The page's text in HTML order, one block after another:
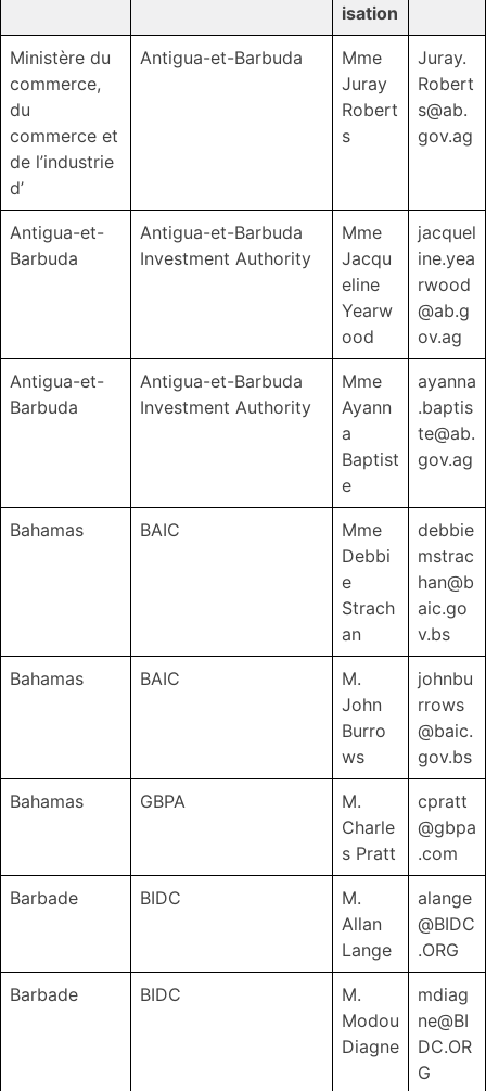
isation
Ministère du
commerce,
du
commerce et
de l’industrie
d’
Antigua-et-Barbuda
Mme
Juray
Robert
s
Juray.
Robert
s@ab.
gov.ag
Antigua-et-
Barbuda
Antigua-et-Barbuda
Investment Authority
Mme
Jacqu
eline
Yearw
ood
jacquel
ine.yea
rwood
@ab.g
ov.ag
Antigua-et-
Barbuda
Antigua-et-Barbuda
Investment Authority
Mme
Ayann
a
Baptist
e
ayanna
.baptis
te@ab.
gov.ag
Bahamas BAIC
Mme
Debbi
e
Strach
an
debbie
mstrac
han@b
aic.go
v.bs
Bahamas BAIC
M.
John
Burro
ws
johnbu
rrows
@baic.
gov.bs
Bahamas GBPA
M.
Charle
s Pratt
cpratt
@gbpa
.com
Barbade BIDC
M.
Allan
Lange
alange
@BIDC
.ORG
Barbade BIDC
M.
Modou
Diagne
mdiag
ne@BI
DC.OR
G